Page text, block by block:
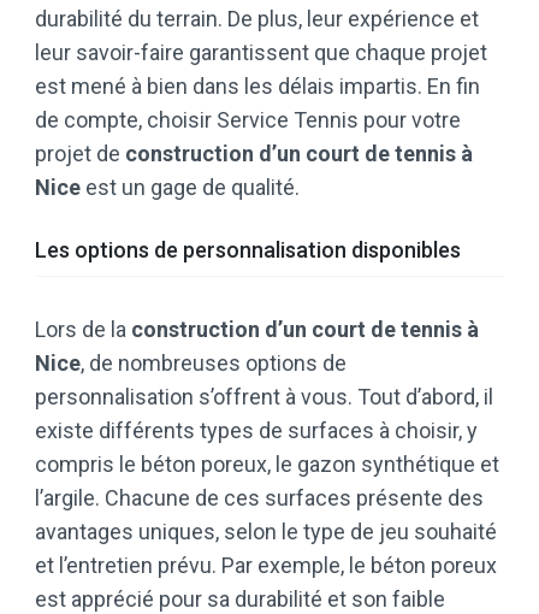
durabilité du terrain. De plus, leur expérience et
leur savoir-faire garantissent que chaque projet
est mené à bien dans les délais impartis. En fin
de compte, choisir Service Tennis pour votre
projet de construction d’un court de tennis à
Nice est un gage de qualité.
Les options de personnalisation disponibles
Lors de la construction d’un court de tennis à
Nice, de nombreuses options de
personnalisation s’offrent à vous. Tout d’abord, il
existe différents types de surfaces à choisir, y
compris le béton poreux, le gazon synthétique et
l’argile. Chacune de ces surfaces présente des
avantages uniques, selon le type de jeu souhaité
et l’entretien prévu. Par exemple, le béton poreux
est apprécié pour sa durabilité et son faible